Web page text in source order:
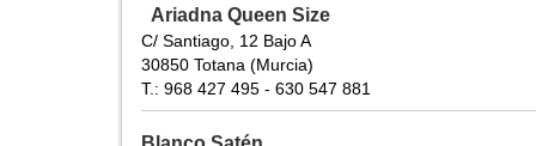
Ariadna Queen Size
C/ Santiago, 12 Bajo A
30850 Totana (Murcia)
T.: 968 427 495 - 630 547 881